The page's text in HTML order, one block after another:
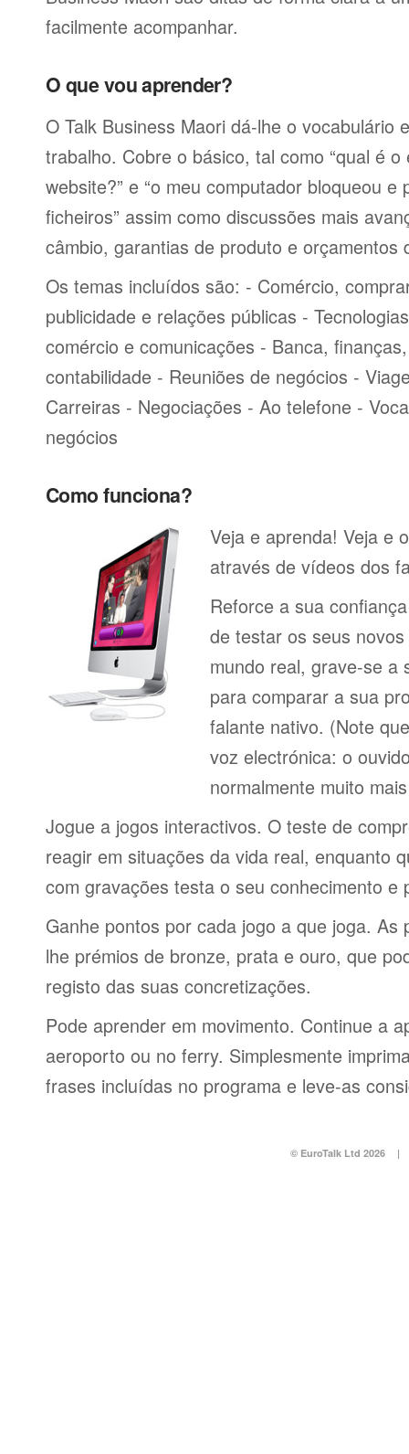
facilmente acompanhar.
O que vou aprender?
O Talk Business Maori dá-lhe o vocabulário
trabalho. Cobre o básico, tal como “qual é
website?” e “o meu computador bloqueou e
ficheiros” assim como discussões mais
câmbio, garantias de produto e orçamentos
Os temas incluídos são: - Comércio,
publicidade e relações públicas -
comércio e comunicações - Banca,
contabilidade - Reuniões de negócios -
Carreiras - Negociações - Ao telefone -
negócios
Como funciona?
Veja e aprenda! Veja e
através de vídeos dos
Reforce a sua
de testar os seus
mundo real, grave-se a
para comparar a sua
falante nativo. (Note
voz electrónica: o
normalmente muito
Jogue a jogos interactivos. O teste de
reagir em situações da vida real, enquanto
com gravações testa o seu conhecimento e
Ganhe pontos por cada jogo a que joga. As
lhe prémios de bronze, prata e ouro, que
registo das suas concretizações.
Pode aprender em movimento. Continue a
aeroporto ou no ferry. Simplesmente
frases incluídas no programa e leve-as
© EuroTalk Ltd 2026 |